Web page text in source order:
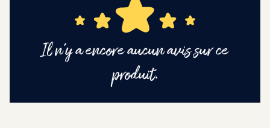
Il n'y a encore aucun avis sur ce
produit.